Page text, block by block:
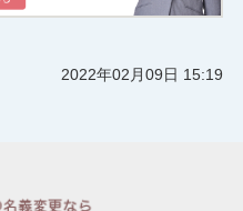
2022年02月09日 15:19